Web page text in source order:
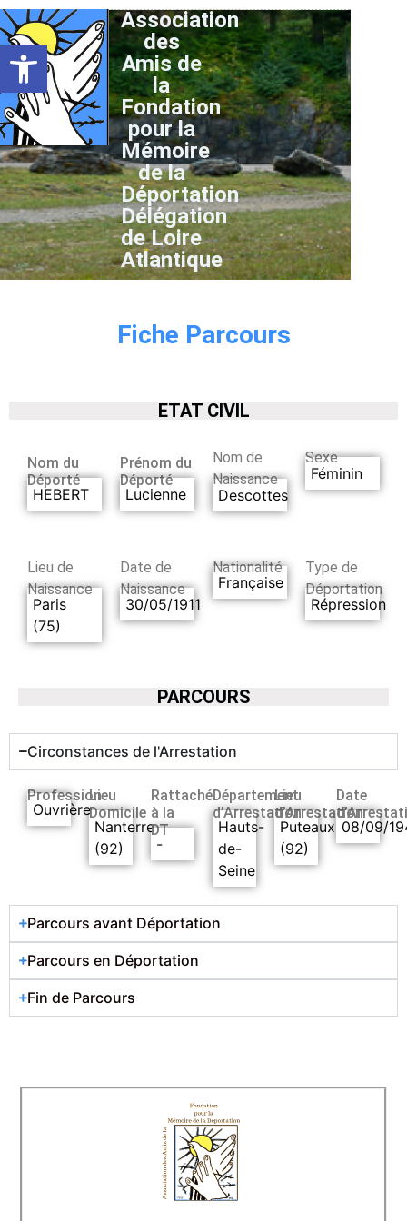
Ouvrir la barre d’outils
Association
des
Amis de
la
Fondation
pour la
Mémoire
de la
Déportation
Délégation
de Loire
Atlantique
Fiche Parcours
ETAT CIVIL
Nom du
Déporté
HEBERT
Prénom du
Déporté
Lucienne
Nom de
Naissance
Descottes
Sexe
Féminin
Lieu de
Naissance
Paris
(75)
Date de
Naissance
30/05/1911
Nationalité
Française
Type de
Déportation
Répression
PARCOURS
Circonstances de l'Arrestation
Profession
Ouvrière
Lieu
Domicile
Nanterre
(92)
Rattaché
à la
DT
-
Département
d’Arrestation
Hauts-
de-
Seine
Lieu
d’Arrestation
Puteaux
(92)
Date
08/09/
Parcours avant Déportation
Parcours en Déportation
Fin de Parcours